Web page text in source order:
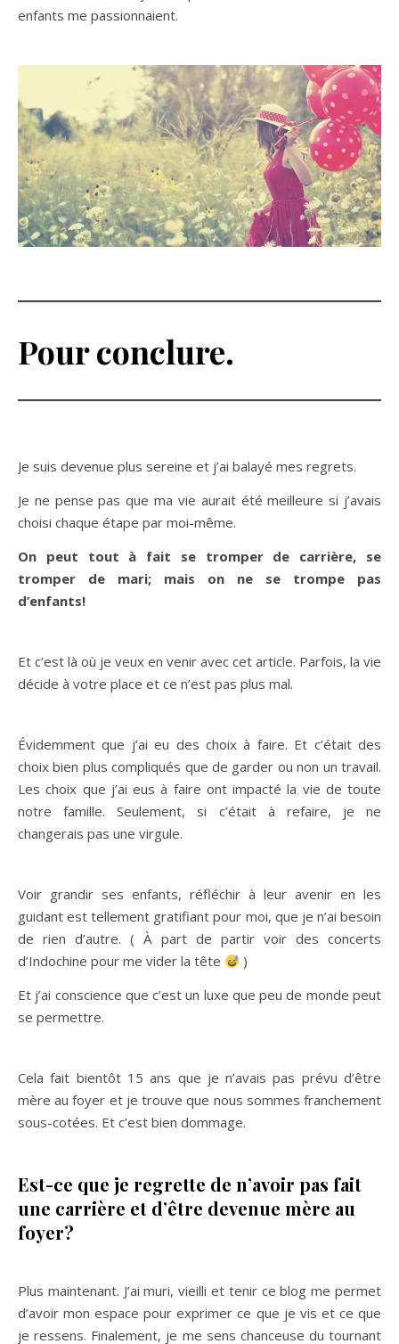
enfants me passionnaient.
Pour conclure.
Je suis devenue plus sereine et j’ai balayé mes regrets.
Je ne pense pas que ma vie aurait été meilleure si j’avais
choisi chaque étape par moi-même.
On peut tout à fait se tromper de carrière, se
tromper de mari; mais on ne se trompe pas
d’enfants!
Et c’est là où je veux en venir avec cet article. Parfois, la vie
décide à votre place et ce n’est pas plus mal.
Évidemment que j’ai eu des choix à faire. Et c’était des
choix bien plus compliqués que de garder ou non un travail.
Les choix que j’ai eus à faire ont impacté la vie de toute
notre famille. Seulement, si c’était à refaire, je ne
changerais pas une virgule.
Voir grandir ses enfants, réfléchir à leur avenir en les
guidant est tellement gratifiant pour moi, que je n’ai besoin
de rien d’autre. ( À part de partir voir des concerts
d’Indochine pour me vider la tête
)
Et j’ai conscience que c’est un luxe que peu de monde peut
se permettre.
Cela fait bientôt 15 ans que je n’avais pas prévu d’être
mère au foyer et je trouve que nous sommes franchement
sous-cotées. Et c’est bien dommage.
Est-ce que je regrette de n’avoir pas fait
une carrière et d’être devenue mère au
foyer?
Plus maintenant. J’ai muri, vieilli et tenir ce blog me permet
d’avoir mon espace pour exprimer ce que je vis et ce que
je ressens. Finalement, je me sens chanceuse du tournant